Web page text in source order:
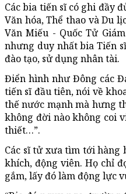
Các bia tiến sĩ có ghi đầy
Văn hóa, Thể thao và Du
Văn Miếu - Quốc Tử
nhưng duy nhất bia Tiến
đào tạo, sử dụng nhân tài.
Điển hình như Đông các
tiến sĩ đầu tiên, nói về
thế nước mạnh mà hưng
không đời nào không coi
thiết…”.
Các sĩ tử xưa tìm tới hàng
khích, động viên. Họ chỉ
gắm, lấy đó làm động lực